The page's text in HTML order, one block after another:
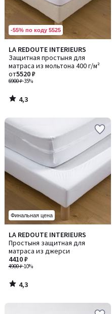
-55% по коду 5525
LA REDOUTE INTERIEURS
Защитная простыня для
матраса из мольтона 400 г/м²
6900 ₽-35%
от5520 ₽
4,3
/ 5
4,3
/
Финальная цена
LA REDOUTE INTERIEURS
Простыня защитная для
матраса из джерси
4900 ₽-10%
4410 ₽
4,3
/ 5
4,3
/